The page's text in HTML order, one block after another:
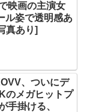
映画の主演女
ル姿で透明感あ
真あり]
、ついにデ
のメガヒットプ
手掛ける、